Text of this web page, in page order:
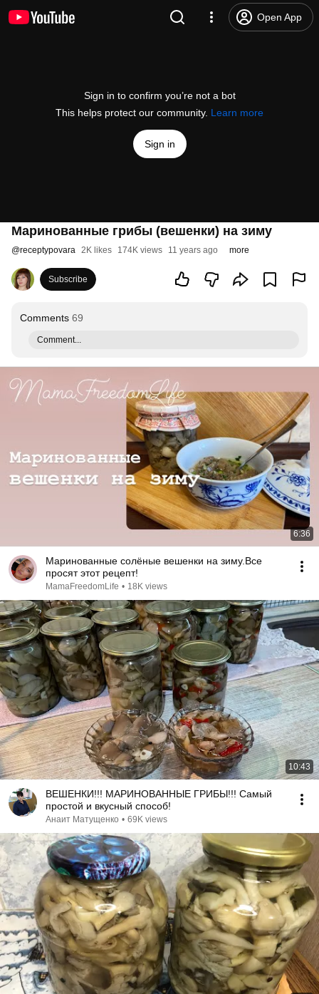
Open App
Sign in to confirm you’re not a bot
This helps protect our community. Learn more
Sign in
Маринованные грибы (вешенки) на зиму
@receptypovara 2K likes 174K views 11 years ago more
Subscribe
Comments 69
Comment...
6:36
Маринованные солёные вешенки на зиму.Все
просят этот рецепт!
MamaFreedomLife • 18K views
10:43
ВЕШЕНКИ!!! МАРИНОВАННЫЕ ГРИБЫ!!! Самый
простой и вкусный способ!
Анаит Матущенко • 69K views